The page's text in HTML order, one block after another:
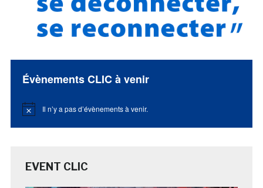
Évènements CLIC à venir
Notice Il n’y a pas d’évènements à venir.
EVENT CLIC